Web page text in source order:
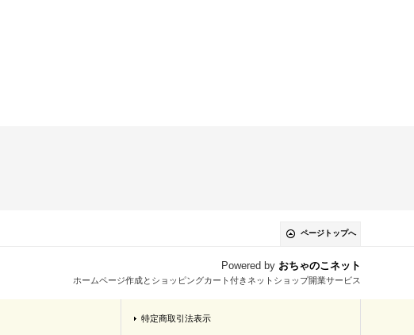
ページトップへ
Powered by おちゃのこネット
ホームページ作成とショッピングカート付きネットショップ開業サービス
特定商取引法表示